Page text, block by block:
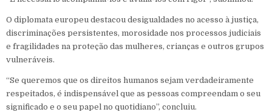
O diplomata europeu destacou desigualdades no acesso à justiça,
discriminações persistentes, morosidade nos processos judiciais
e fragilidades na proteção das mulheres, crianças e outros grupos
vulneráveis.
“Se queremos que os direitos humanos sejam verdadeiramente
respeitados, é indispensável que as pessoas compreendam o seu
significado e o seu papel no quotidiano”, concluiu.